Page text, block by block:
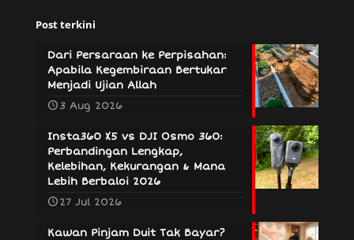
Post terkini
Dari Persaraan ke Perpisahan:
Apabila Kegembiraan Bertukar
Menjadi Ujian Allah
3 Aug 2026
Insta360 X5 vs DJI Osmo 360:
Perbandingan Lengkap,
Kelebihan, Kekurangan & Mana
Lebih Berbaloi 2026
27 Jul 2026
Kawan Pinjam Duit Tak Bayar?